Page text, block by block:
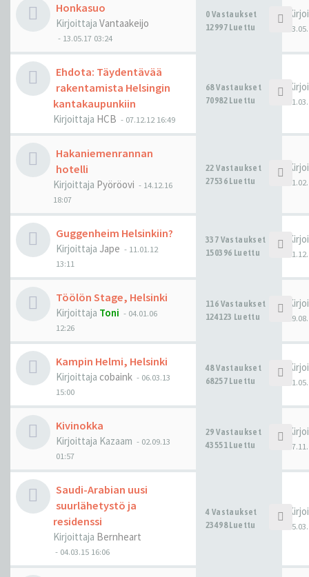
Honkasuo
Kirjoittaja Vantaakeijo
- 13.05.17 03:24
0 Vastaukset
12997 Luettu
Ehdota: Täydentävää
rakentamista Helsingin
kantakaupunkiin
Kirjoittaja HCB - 07.12.12 16:49
68 Vastaukset
70982 Luettu
Hakaniemenrannan
hotelli
Kirjoittaja Pyöröovi - 14.12.16
18:07
22 Vastaukset
27536 Luettu
Guggenheim Helsinkiin?
Kirjoittaja Jape - 11.01.12
13:11
337 Vastaukset
150396 Luettu
Töölön Stage, Helsinki
Kirjoittaja Toni - 04.01.06
12:26
116 Vastaukset
124123 Luettu
Kampin Helmi, Helsinki
Kirjoittaja cobaink - 06.03.13
15:00
48 Vastaukset
68257 Luettu
Kivinokka
Kirjoittaja Kazaam - 02.09.13
01:57
29 Vastaukset
43551 Luettu
Saudi-Arabian uusi
suurlähetystö ja
residenssi
Kirjoittaja Bernheart
- 04.03.15 16:06
4 Vastaukset
23498 Luettu